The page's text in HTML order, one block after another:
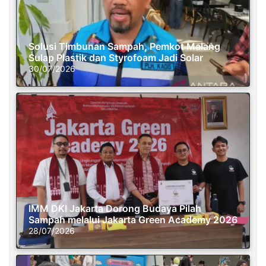
Solusi Timbunan Sampah, Pemkot Malang
Sulap Plastik dan Styrofoam Jadi Solar
30/07/2026
IMM DKI Jakarta Dorong Budaya Pilah
Sampah melalui Jakarta Green Academy 2026
28/07/2026